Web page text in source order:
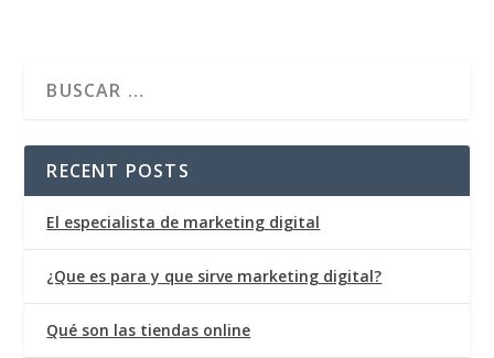
RECENT POSTS
El especialista de marketing digital
¿Que es para y que sirve marketing digital?
Qué son las tiendas online